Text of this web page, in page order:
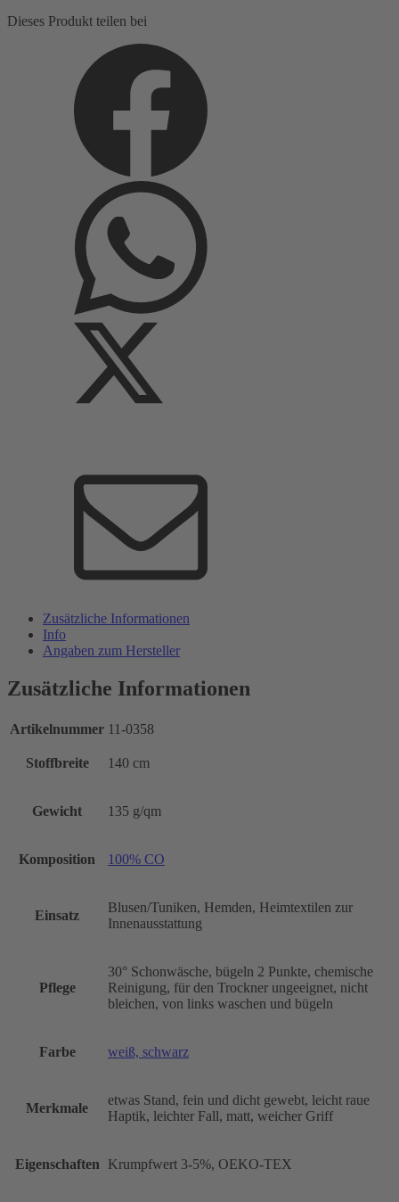
Webkaro
Menge
Dieses Produkt teilen bei
Zusätzliche Informationen
Info
Angaben zum Hersteller
Zusätzliche Informationen
Artikelnummer 11-0358
Stoffbreite 140 cm
Gewicht 135 g/qm
Komposition 100% CO
Einsatz
Blusen/Tuniken, Hemden, Heimtextilen zur
Innenausstattung
Pflege
30° Schonwäsche, bügeln 2 Punkte, chemische
Reinigung, für den Trockner ungeeignet, nicht
bleichen, von links waschen und bügeln
Farbe weiß, schwarz
Merkmale
etwas Stand, fein und dicht gewebt, leicht raue
Haptik, leichter Fall, matt, weicher Griff
Eigenschaften Krumpfwert 3-5%, OEKO-TEX